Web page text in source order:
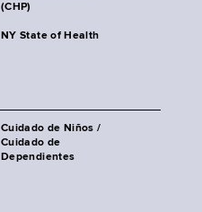
(CHP)
NY State of Health
Cuidado de Niños /
Cuidado de
Dependientes